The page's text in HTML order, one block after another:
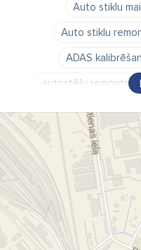
Auto stiklu
Auto stiklu
ADAS
autostiklu remonts
vējstiklu maiņa
auto stikla maiņa
vējstikla maiņa cena
stiklu remonts
auto vējstikla